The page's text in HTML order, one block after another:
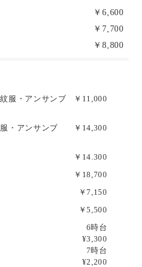
￥6,600
￥7,700
￥8,800
服・アンサンブ
￥11,000
・アンサンブ
￥14,300
￥14.300
￥18,700
￥7,150
￥5,500
6時台
¥3,300
7時台
¥2,200